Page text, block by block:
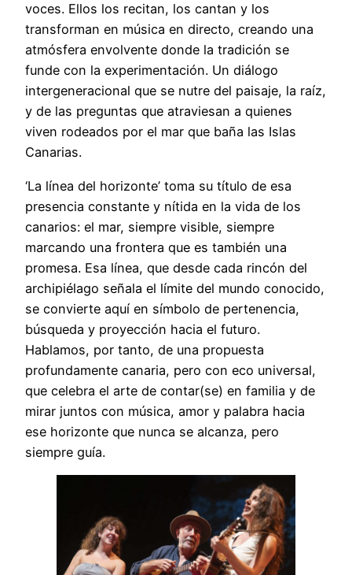
voces. Ellos los recitan, los cantan y los
transforman en música en directo, creando una
atmósfera envolvente donde la tradición se
funde con la experimentación. Un diálogo
intergeneracional que se nutre del paisaje, la raíz,
y de las preguntas que atraviesan a quienes
viven rodeados por el mar que baña las Islas
Canarias.
‘La línea del horizonte’ toma su título de esa
presencia constante y nítida en la vida de los
canarios: el mar, siempre visible, siempre
marcando una frontera que es también una
promesa. Esa línea, que desde cada rincón del
archipiélago señala el límite del mundo conocido,
se convierte aquí en símbolo de pertenencia,
búsqueda y proyección hacia el futuro.
Hablamos, por tanto, de una propuesta
profundamente canaria, pero con eco universal,
que celebra el arte de contar(se) en familia y de
mirar juntos con música, amor y palabra hacia
ese horizonte que nunca se alcanza, pero
siempre guía.